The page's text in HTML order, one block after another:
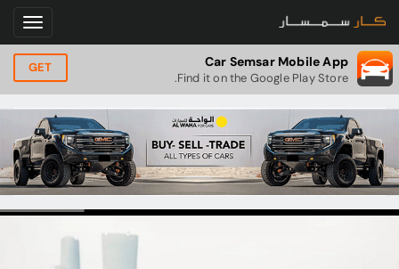
Car Semsar Mobile App
Find it on the Google Play Store.
GET